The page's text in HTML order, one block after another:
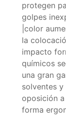
protegen
golpes
|color
la
impacto
químicos
una gran
solventes y
oposición
forma